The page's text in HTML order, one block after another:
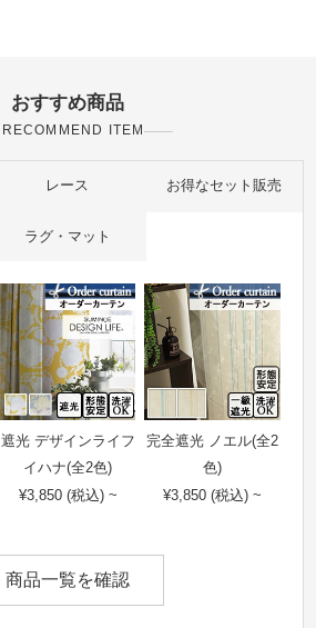
おすすめ商品
RECOMMEND ITEM
レース お得なセット販売
ラグ・マット
遮光 デザインライフ
イハナ(全2色)
¥3,850 (税込) ~
完全遮光 ノエル(全2
色)
¥3,850 (税込) ~
商品一覧を確認